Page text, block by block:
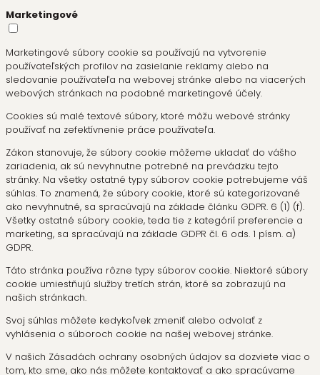
Marketingové
Marketingové súbory cookie sa používajú na vytvorenie
používateľských profilov na zasielanie reklamy alebo na
sledovanie používateľa na webovej stránke alebo na viacerých
webových stránkach na podobné marketingové účely.
Cookies sú malé textové súbory, ktoré môžu webové stránky
používať na zefektívnenie práce používateľa.
Zákon stanovuje, že súbory cookie môžeme ukladať do vášho
zariadenia, ak sú nevyhnutne potrebné na prevádzku tejto
stránky. Na všetky ostatné typy súborov cookie potrebujeme váš
súhlas. To znamená, že súbory cookie, ktoré sú kategorizované
ako nevyhnutné, sa spracúvajú na základe článku GDPR. 6 (1) (f).
Všetky ostatné súbory cookie, teda tie z kategórií preferencie a
marketing, sa spracúvajú na základe GDPR čl. 6 ods. 1 písm. a)
GDPR.
Táto stránka používa rôzne typy súborov cookie. Niektoré súbory
cookie umiestňujú služby tretích strán, ktoré sa zobrazujú na
našich stránkach.
Svoj súhlas môžete kedykoľvek zmeniť alebo odvolať z
vyhlásenia o súboroch cookie na našej webovej stránke.
V našich Zásadách ochrany osobných údajov sa dozviete viac o
tom, kto sme, ako nás môžete kontaktovať a ako spracúvame